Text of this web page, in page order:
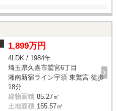
1,899万円
4LDK / 1984年
埼玉県久喜市鷲宮6丁目
湘南新宿ライン宇須 東鷲宮 徒歩
18分
建物面積 85.27㎡
土地面積 155.57㎡